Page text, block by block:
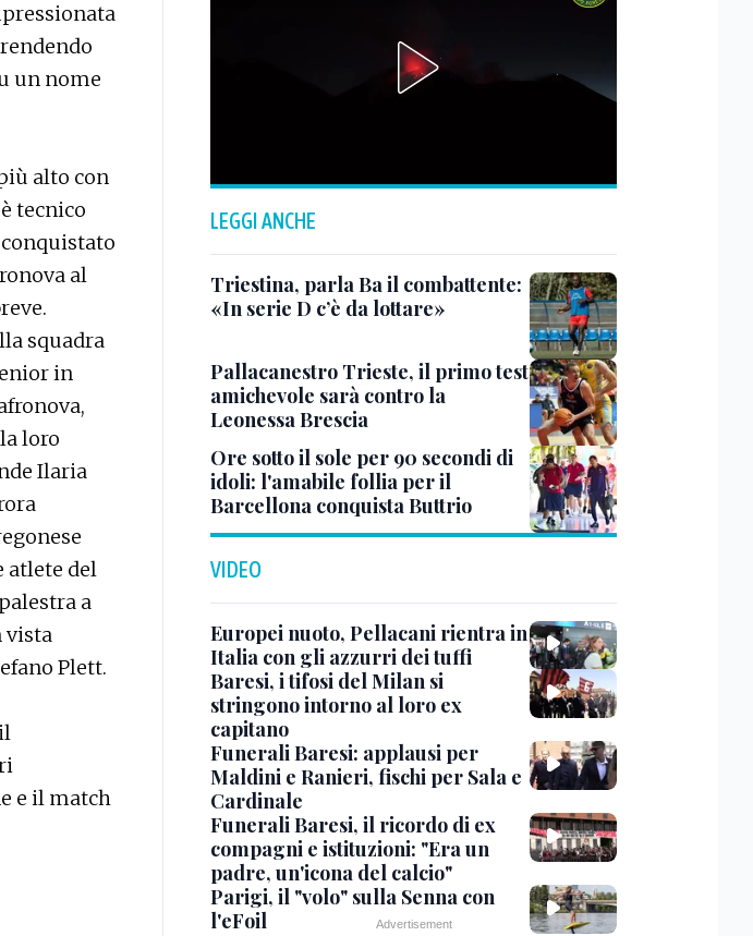
un nome
alto con
tecnico
al
squadra
in
loro
Ilaria
atlete del
a
vista
Plett.
e il match
LEGGI ANCHE
Triestina, parla Ba il combattente:
«In serie D c’è da lottare»
Pallacanestro Trieste, il primo test
amichevole sarà contro la
Leonessa Brescia
Ore sotto il sole per 90 secondi di
idoli: l'amabile follia per il
Barcellona conquista Buttrio
VIDEO
Europei nuoto, Pellacani rientra in
Italia con gli azzurri dei tuffi
Baresi, i tifosi del Milan si
stringono intorno al loro ex
capitano
Funerali Baresi: applausi per
Maldini e Ranieri, fischi per Sala e
Cardinale
Funerali Baresi, il ricordo di ex
compagni e istituzioni: "Era un
padre, un'icona del calcio"
Parigi, il "volo" sulla Senna con
l'eFoil